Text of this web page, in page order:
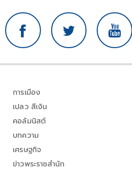
การเมือง
เปลว สีเงิน
คอลัมนิสต์
บทความ
เศรษฐกิจ
ข่าวพระราชสำนัก